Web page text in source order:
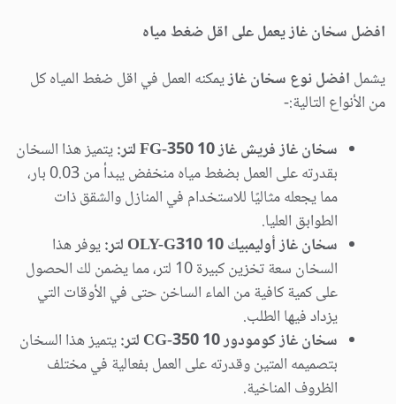
افضل سخان غاز يعمل على اقل ضغط مياه
يشمل افضل نوع سخان غازيمكنه العمل في اقل ضغط المياه كل
من الأنواع التالية:-
سخان غاز فريش غاز FG-350 10 لتر:
يتميز هذا السخان
بقدرته على العمل بضغط مياه منخفض يبدأ من 0.03 بار،
مما يجعله مثاليًا للاستخدام في المنازل والشقق ذات
الطوابق العليا.
سخان غاز أوليمبيك OLY-G310 10 لتر:
يوفر هذا
السخان سعة تخزين كبيرة 10 لتر، مما يضمن لك الحصول
على كمية كافية من الماء الساخن حتى في الأوقات التي
يزداد فيها الطلب.
سخان غاز كومودور CG-350 10 لتر:
يتميز هذا السخان
بتصميمه المتين وقدرته على العمل بفعالية في مختلف
الظروف المناخية.